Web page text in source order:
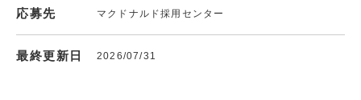
応募先 マクドナルド採用センター
最終更新日 2026/07/31